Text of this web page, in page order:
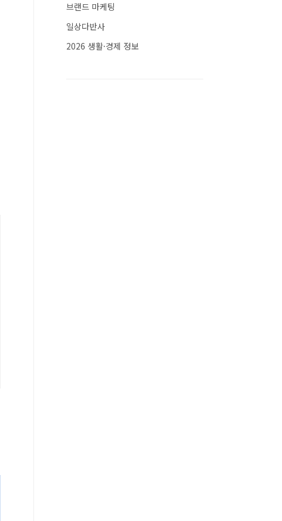
브랜드 마케팅
일상다반사
2026 생활·경제 정보